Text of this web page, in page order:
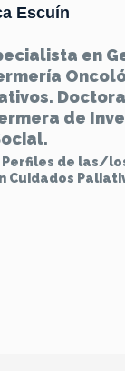
Escuín
en
de
Perfiles de las/
Cuidados